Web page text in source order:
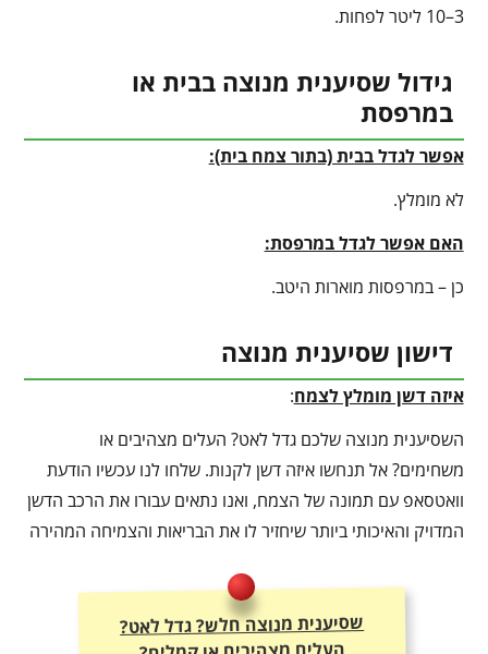
3–10 ליטר לפחות.
גידול שסיענית מנוצה בבית או
במרפסת
אפשר לגדל בבית (בתור צמח בית):
לא מומלץ.
האם אפשר לגדל במרפסת:
כן – במרפסות מוארות היטב.
דישון שסיענית מנוצה
איזה דשן מומלץ לצמח:
השסיענית מנוצה שלכם גדל לאט? העלים מצהיבים או
משחימים? אל תנחשו איזה דשן לקנות. שלחו לנו עכשיו הודעת
וואטסאפ עם תמונה של הצמח, ואנו נתאים עבורו את הרכב הדשן
המדויק והאיכותי ביותר שיחזיר לו את הבריאות והצמיחה המהירה
שסיענית מנוצה חלש? גדל לאט?